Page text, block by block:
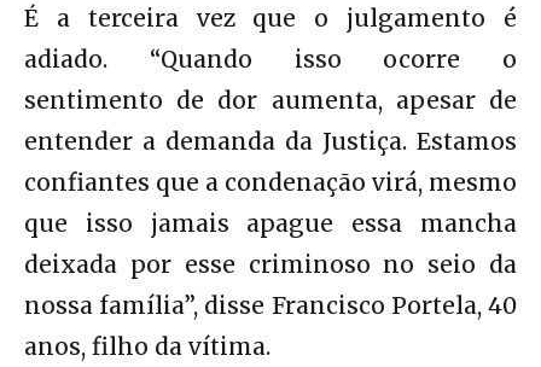
É a terceira vez que o julgamento é
adiado. “Quando isso ocorre o
sentimento de dor aumenta, apesar de
entender a demanda da Justiça. Estamos
confiantes que a condenação virá, mesmo
que isso jamais apague essa mancha
deixada por esse criminoso no seio da
nossa família”, disse Francisco Portela, 40
anos, filho da vítima.